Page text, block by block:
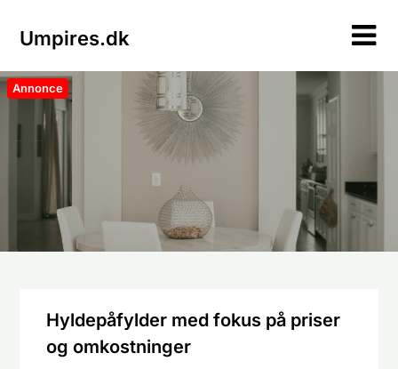
Umpires.dk
Annonce
Hyldepåfylder med fokus på priser
og omkostninger